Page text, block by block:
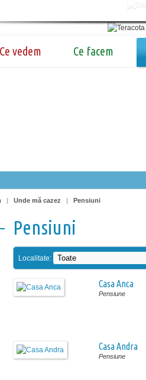
Ce vedem Ce facem
| Unde mă cazez | Pensiuni
Pensiuni
Localitate:
Casa Anca
Pensiune
Casa Andra
Pensiune